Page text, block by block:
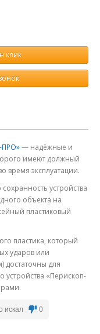
клик
ПРО»— надёжные и
имеют должный
время эксплуатации.
устройства
объекта на
пластиковый
пластика, который
ударов или
достаточны для
«Перископ-
искал 0